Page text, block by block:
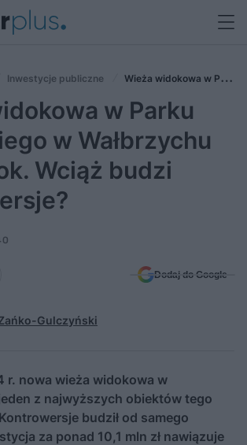
Inwestycje publiczne
Wieża widokowa w Parku
ma już rok. Wciąż budzi kontrowersje?
w Parku
w Wałbrzychu
Wciąż budzi
Dodaj do Google
Gulczyński
r. nowa wieża widokowa w
z najwyższych obiektów tego
budził od samego
za ponad 10,1 mln zł nawiązuje